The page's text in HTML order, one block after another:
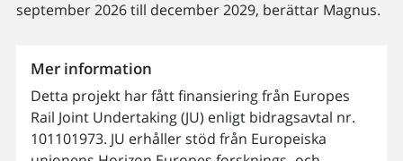
september 2026 till december 2029, berättar Magnus.
Mer information
Detta projekt har fått finansiering från Europes
Rail Joint Undertaking (JU) enligt bidragsavtal nr.
101101973. JU erhåller stöd från Europeiska